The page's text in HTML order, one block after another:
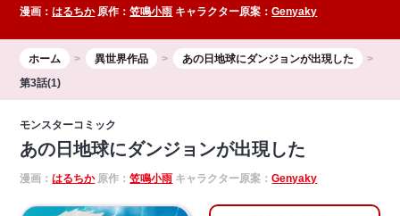
漫画：はるちか原作：笠鳴小雨 キャラクター原案：Genyaky
ホーム 異世界作品
あの日地球にダンジョンが出現した
第3話(1)
モンスターコミック
あの日地球にダンジョンが出現した
漫画：はるちか原作：笠鳴小雨 キャラクター原案：Genyaky